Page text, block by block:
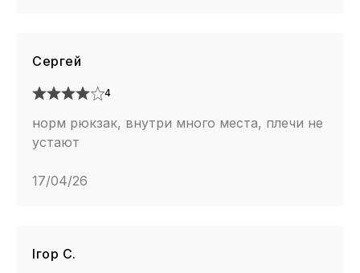
Сергей
4
норм рюкзак, внутри много места, плечи не
устают
17/04/26
Ігор С.